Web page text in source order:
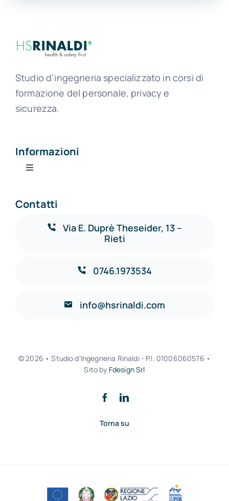
Studio d’ingegneria specializzato in corsi di
formazione del personale, privacy e
sicurezza.
Informazioni
Toggle
Privacy policy
Contatti
Via E. Duprè Theseider, 13 –
Rieti
0746.1973534
info@hsrinaldi.com
© 2026 • Studio d'Ingegneria Rinaldi - P.I. 01006060576 •
Sito by Fdesign Srl
Torna su